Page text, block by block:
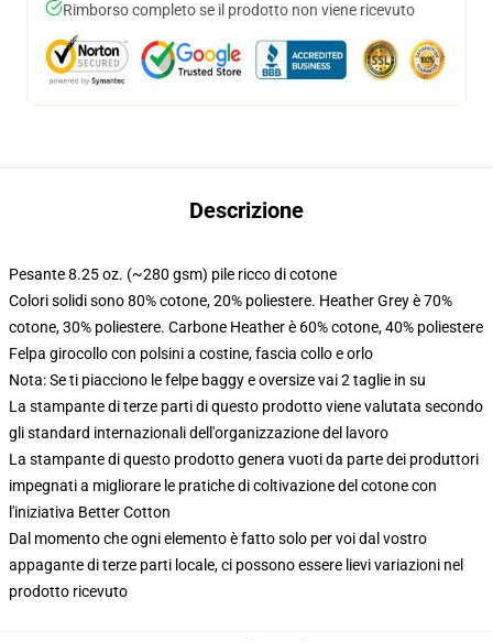
Rimborso completo se il prodotto non viene ricevuto
Descrizione
Pesante 8.25 oz. (~280 gsm) pile ricco di cotone
Colori solidi sono 80% cotone, 20% poliestere. Heather Grey è 70%
cotone, 30% poliestere. Carbone Heather è 60% cotone, 40% poliestere
Felpa girocollo con polsini a costine, fascia collo e orlo
Nota: Se ti piacciono le felpe baggy e oversize vai 2 taglie in su
La stampante di terze parti di questo prodotto viene valutata secondo
gli standard internazionali dell'organizzazione del lavoro
La stampante di questo prodotto genera vuoti da parte dei produttori
impegnati a migliorare le pratiche di coltivazione del cotone con
l'iniziativa Better Cotton
Dal momento che ogni elemento è fatto solo per voi dal vostro
appagante di terze parti locale, ci possono essere lievi variazioni nel
prodotto ricevuto